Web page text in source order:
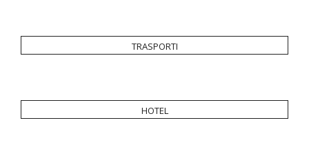
trasporti
hotel